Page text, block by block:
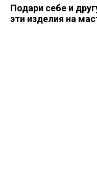
Подари себе и
эти изделия на